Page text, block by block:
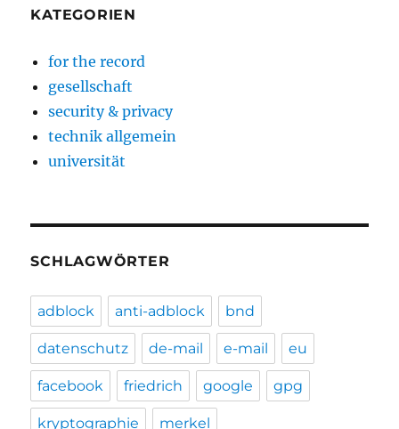
KATEGORIEN
for the record
gesellschaft
security & privacy
technik allgemein
universität
SCHLAGWÖRTER
adblock anti-adblock bnd
datenschutz de-mail e-mail eu
facebook friedrich google gpg
kryptographie merkel